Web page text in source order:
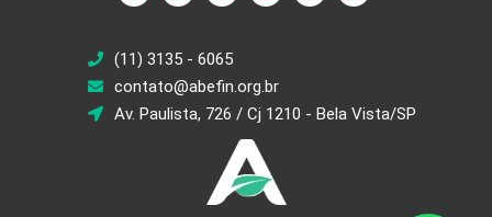
(11) 3135 - 6065
contato@abefin.org.br
Av. Paulista, 726 / Cj 1210 - Bela Vista/SP